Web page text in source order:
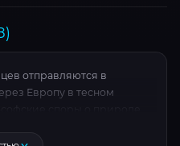
отправляются в
Европу в тесном
за окном, ставят под